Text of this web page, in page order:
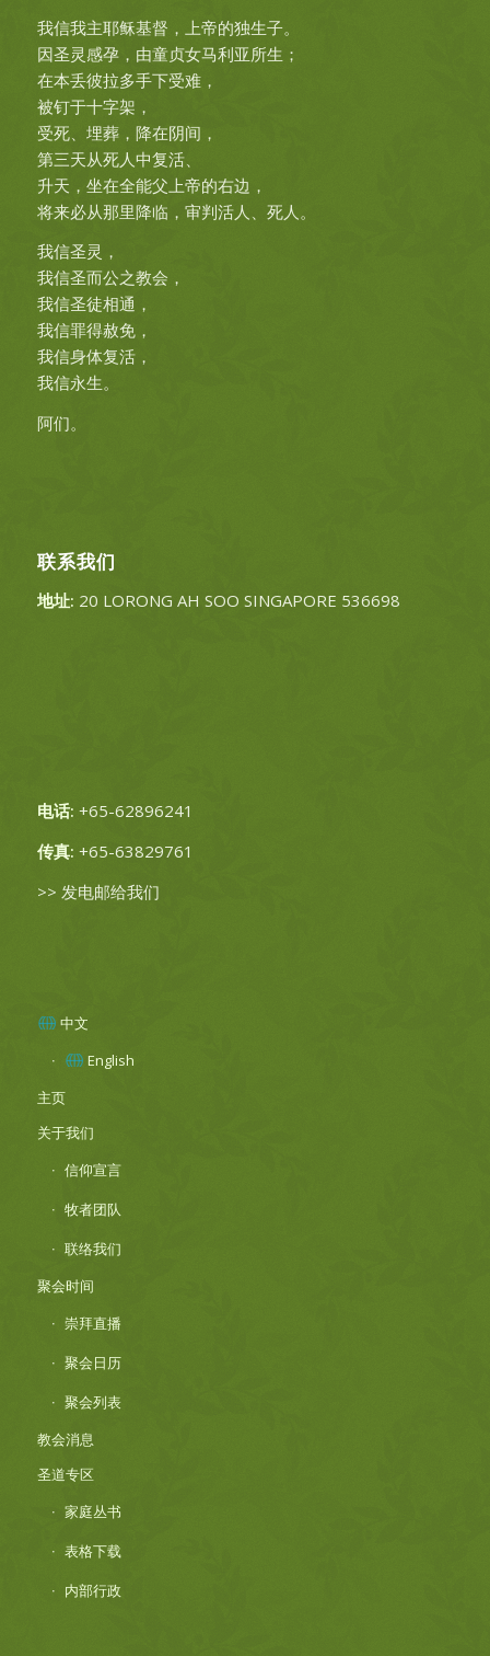
我信我主耶稣基督，上帝的独生子。
因圣灵感孕，由童贞女马利亚所生；
在本丢彼拉多手下受难，
被钉于十字架，
受死、埋葬，降在阴间，
第三天从死人中复活、
升天，坐在全能父上帝的右边，
将来必从那里降临，审判活人、死人。
我信圣灵，
我信圣而公之教会，
我信圣徒相通，
我信罪得赦免，
我信身体复活，
我信永生。
阿们。
联系我们
地址: 20 LORONG AH SOO SINGAPORE 536698
电话: +65-62896241
传真: +65-63829761
>> 发电邮给我们
中文
English
主页
关于我们
信仰宣言
牧者团队
联络我们
聚会时间
崇拜直播
聚会日历
聚会列表
教会消息
圣道专区
家庭丛书
表格下载
内部行政